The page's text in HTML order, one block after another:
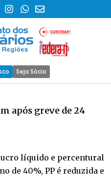
Seja Sócio
após greve de 24
líquido e percentural
de 40%, PP é reduzida e